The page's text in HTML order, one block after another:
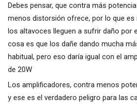
Debes pensar, que contra más
menos distorsión ofrece, por lo que es
los altavoces lleguen a sufrir daño por
cosa es que los dañe dando mucha
habitual, pero eso daría igual con el
de 20W
Los amplificadores, contra menos
y ese es el verdadero peligro para las